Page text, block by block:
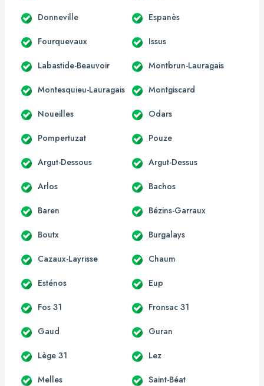
Donneville Espanès
Fourquevaux Issus
Labastide-Beauvoir Montbrun-Lauragais
Montesquieu-Lauragais Montgiscard
Noueilles Odars
Pompertuzat Pouze
Argut-Dessous Argut-Dessus
Arlos Bachos
Baren Bézins-Garraux
Boutx Burgalays
Cazaux-Layrisse Chaum
Esténos Eup
Fos 31 Fronsac 31
Gaud Guran
Lège 31 Lez
Melles Saint-Béat